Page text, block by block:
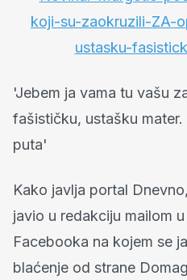
'Jebem ja vama tu vašu
fašističku, ustašku
puta'
Kako javlja portal
javio u redakciju mailom
Facebooka na kojem se
blaćenje od strane